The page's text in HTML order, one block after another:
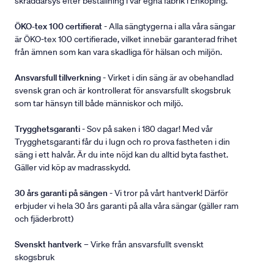
ÖKO-tex 100 certifierat- Alla sängtygerna i alla våra sängar
är ÖKO-tex 100 certifierade, vilket innebär garanterad frihet
från ämnen som kan vara skadliga för hälsan och miljön.
Ansvarsfull tillverkning- Virket i din säng är av obehandlad
svensk gran och är kontrollerat för ansvarsfullt skogsbruk
som tar hänsyn till både människor och miljö.
Trygghetsgaranti- Sov på saken i 180 dagar! Med vår
Trygghetsgaranti får du i lugn och ro prova fastheten i din
säng i ett halvår. Är du inte nöjd kan du alltid byta fasthet.
Gäller vid köp av madrasskydd.
30 års garanti på sängen - Vi tror på vårt hantverk! Därför
erbjuder vi hela 30 års garanti på alla våra sängar (gäller ram
och fjäderbrott)
Svenskt hantverk– Virke från ansvarsfullt svenskt
skogsbruk